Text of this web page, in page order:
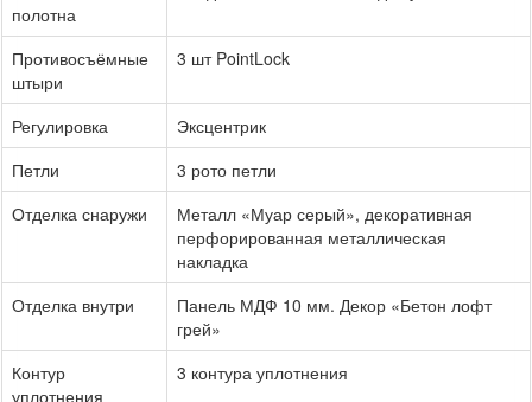
полотна
Противосъёмные
штыри
3 шт PointLock
Регулировка
Эксцентрик
Петли
3 рото петли
Отделка снаружи
Металл «Муар серый», декоративная
перфорированная металлическая
накладка
Отделка внутри
Панель МДФ 10 мм. Декор «Бетон лофт
грей»
Контур
уплотнения
3 контура уплотнения